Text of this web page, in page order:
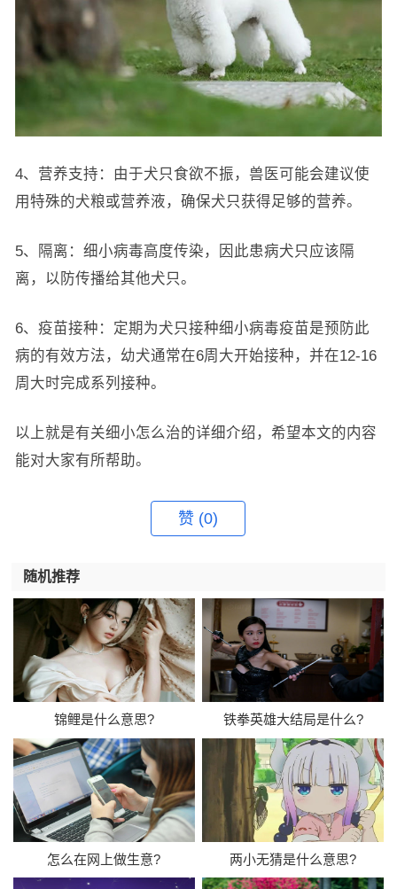
4、营养支持：由于犬只食欲不振，兽医可能会建议使
用特殊的犬粮或营养液，确保犬只获得足够的营养。
5、隔离：细小病毒高度传染，因此患病犬只应该隔
离，以防传播给其他犬只。
6、疫苗接种：定期为犬只接种细小病毒疫苗是预防此
病的有效方法，幼犬通常在6周大开始接种，并在12-16
周大时完成系列接种。
以上就是有关细小怎么治的详细介绍，希望本文的内容
能对大家有所帮助。
赞 (0)
随机推荐
锦鲤是什么意思? 铁拳英雄大结局是什么?
怎么在网上做生意? 两小无猜是什么意思?